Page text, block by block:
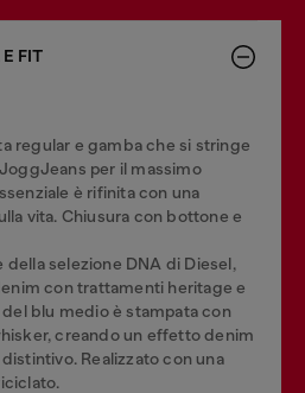
FIT
regular e gamba che si stringe
per il massimo
è rifinita con una
vita. Chiusura con bottone e
della selezione DNA di Diesel,
con trattamenti heritage e
blu medio è stampata con
creando un effetto denim
Realizzato con una